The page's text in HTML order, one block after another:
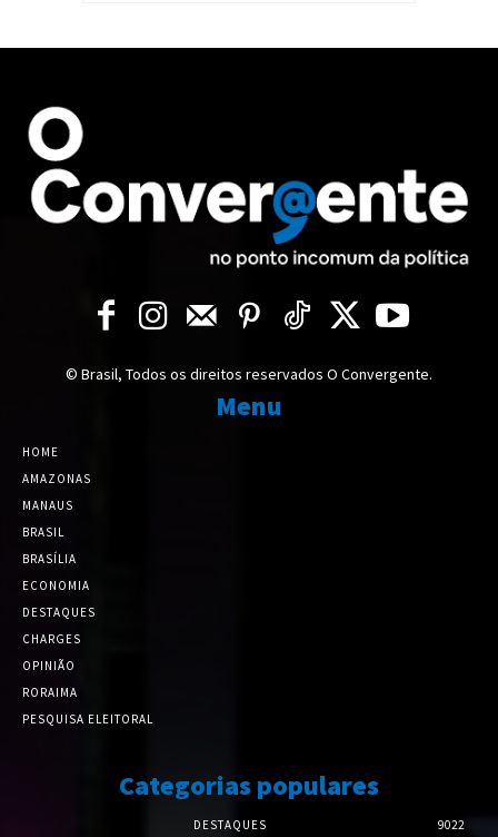
© Brasil, Todos os direitos reservados O Convergente.
Menu
HOME
AMAZONAS
MANAUS
BRASIL
BRASÍLIA
ECONOMIA
DESTAQUES
CHARGES
OPINIÃO
RORAIMA
PESQUISA ELEITORAL
Categorias populares
DESTAQUES 9022